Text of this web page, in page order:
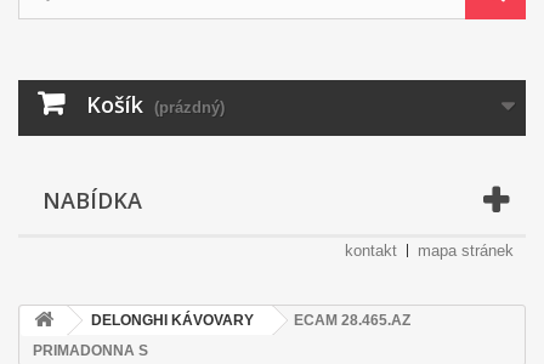
Košík (prázdný)
NABÍDKA
kontakt mapa stránek
DELONGHI KÁVOVARY
ECAM 28.465.AZ
PRIMADONNA S